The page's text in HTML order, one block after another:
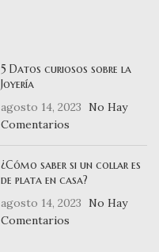
5 Datos curiosos sobre la
Joyería
agosto 14, 2023
No Hay
Comentarios
¿Cómo saber si un collar es
de plata en casa?
agosto 14, 2023
No Hay
Comentarios